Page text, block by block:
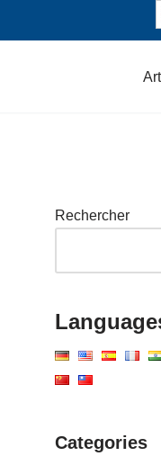
Rechercher
Categories